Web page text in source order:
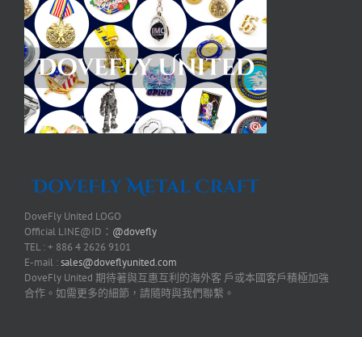
DoveFly United LOGO
Official LINE@ID： @dovefly
TEL : + 886 4 2626 9101
E-mail :sales@doveflyunited.com
DoveFly United 期待著與互惠互利的海外客 戶或本國客戶積極加強
合作。如需更多的細節，請隨時與我們聯繫。